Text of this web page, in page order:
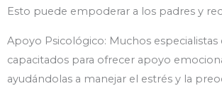
Esto puede empoderar a los padres y
Apoyo Psicológico: Muchos especialistas
capacitados para ofrecer apoyo
ayudándolas a manejar el estrés y la